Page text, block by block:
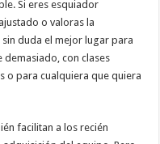
Si eres esquiador
o valoras la
duda el mejor lugar para
con clases
o para cualquiera que quiera
facilitan a los recién